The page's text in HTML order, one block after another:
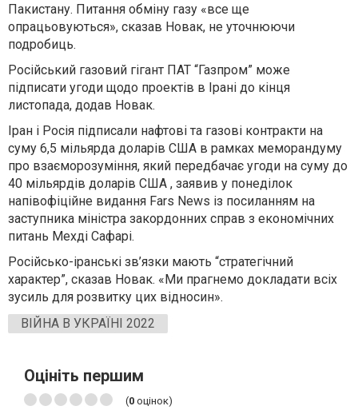
Пакистану. Питання обміну газу «все ще
опрацьовуються», сказав Новак, не уточнюючи
подробиць.
Російський газовий гігант ПАТ “Газпром” може
підписати угоди щодо проектів в Ірані до кінця
листопада, додав Новак.
Іран і Росія підписали нафтові та газові контракти на
суму 6,5 мільярда доларів США в рамках меморандуму
про взаєморозуміння, який передбачає угоди на суму до
40 мільярдів доларів США , заявив у понеділок
напівофіційне видання Fars News із посиланням на
заступника міністра закордонних справ з економічних
питань Мехді Сафарі.
Російсько-іранські зв’язки мають “стратегічний
характер”, сказав Новак. «Ми прагнемо докладати всіх
зусиль для розвитку цих відносин».
ВІЙНА В УКРАЇНІ 2022
Оцініть першим
(0 оцінок)